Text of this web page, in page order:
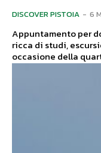
DISCOVER PISTOIA - 6
Appuntamento per
ricca di studi,
occasione della